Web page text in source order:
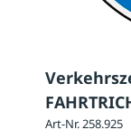
Art-Nr. 258.925